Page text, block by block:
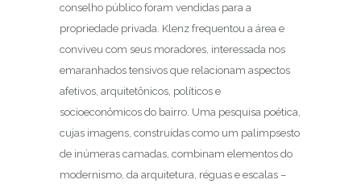
conselho público foram vendidas para a
propriedade privada. Klenz frequentou a área e
conviveu com seus moradores, interessada nos
emaranhados tensivos que relacionam aspectos
afetivos, arquitetônicos, políticos e
socioeconômicos do bairro. Uma pesquisa poética,
cujas imagens, construídas como um palimpsesto
de inúmeras camadas, combinam elementos do
modernismo, da arquitetura, réguas e escalas –